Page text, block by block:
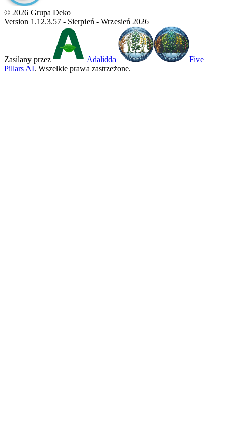
© 2026 Grupa Deko
Version 1.12.3.57 - Sierpień - Wrzesień 2026
Zasilany przez Adalidda
Five
Pillars AI. Wszelkie prawa zastrzeżone.